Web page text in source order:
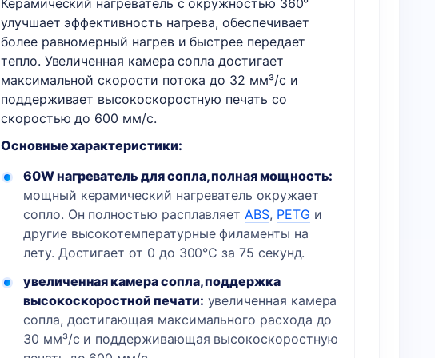
Керамический нагреватель с окружностью 360°
улучшает эффективность нагрева, обеспечивает
более равномерный нагрев и быстрее передает
тепло. Увеличенная камера сопла достигает
максимальной скорости потока до 32 мм³/с и
поддерживает высокоскоростную печать со
скоростью до 600 мм/с.
Основные характеристики:
60W нагреватель для сопла, полная мощность:
мощный керамический нагреватель окружает
сопло. Он полностью расплавляетABS, PETG и
другие высокотемпературные филаменты на
лету. Достигает от 0 до 300°C за 75 секунд.
увеличенная камера сопла, поддержка
высокоскоростной печати: увеличенная камера
сопла, достигающая максимального расхода до
30 мм³/с и поддерживающая высокоскоростную